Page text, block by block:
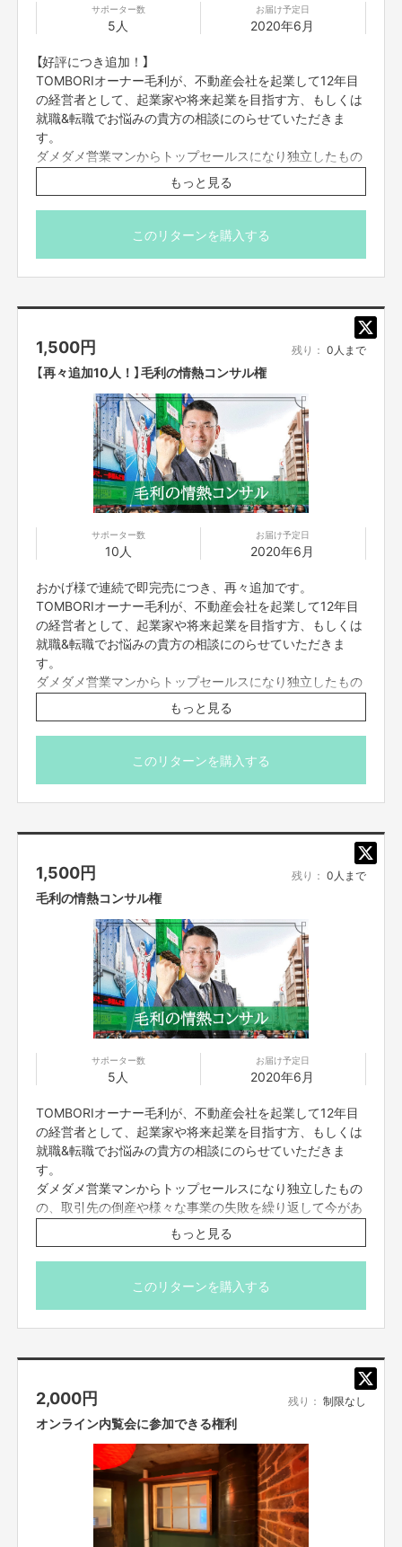
資金の使い方
集めた資金は、プロモーション動画制作費、WEBページ制作費、内装工事
代の一部と民泊準備運営費及びクラウドファンディング手数料に充てさせて
いただきます。
実現までの道のり
今回は株式会社NISHINO様と、西野さん関連の個展やイベント、全国各地
のスナックCandy、エッフェル塔の光る絵本展や天才万博、ラオスの小学校
などなどを手がける一級建築士の
事はスケルトン状態から、3月中旬よりすでに着工しており、5月中に完成
予定でしたが、コロナの影響もあり6月にずれ込みます。実際に宿泊いただ
けるグランドオープンは、7月あたりになります。詳細は分かり次第随時告
知させていただきます。
2,000円のリターンのオンライン内覧会では、只石プロデューサーが自らコ
ンセプトやデザインのこだわりポイントを解説いたします。すぐには観に来
れない遠方の方々もオンラインですので是非ご参加ください。申込者にはメ
ールにて限定URLをお伝えし、数日間はアーカイブでもご覧いただけるよう
にいたします。
映画「えんとつ町のプペル」が大ヒットし、この【頓堀宿泊室 TOMBORI
GUEST HOUSE】に、日本国内だけでなく、世界中からたくさんのプペルの
ファンが泊まりにくることがきっかけで、大阪の道頓堀や黒門市場、なんば
グランド花月も近いので、グルメ・お笑い・エンタメの街である「大阪」を
早く元気にできればと願っております。特に子供たちに夢や希望を与えるき
サポーター数
5人
お届け予定日
2020年6月
【好評につき追加！】
TOMBORIオーナー毛利が、不動産会社を起業して12年目
の経営者として、起業家や将来起業を目指す方、もしくは
就職&転職でお悩みの貴方の相談にのらせていただきま
す。
ダメダメ営業マンからトップセールスになり独立したもの
の、取引先の倒産や様々な事業の失敗を繰り返して今があ
ります。
今回のクラファンでもめちゃくちゃ勉強させていただいて
めのお手伝いをできる限りさせていただきます。一緒に挑
スケジュールはメールにて後日調整させてください。
もっと見る
このリターンを購入する
1,500円 残り： 0人まで
【再々追加10人！】毛利の情熱コンサル権
サポーター数
10人
お届け予定日
2020年6月
おかげ様で連続で即完売につき、再々追加です。
TOMBORIオーナー毛利が、不動産会社を起業して12年目
の経営者として、起業家や将来起業を目指す方、もしくは
就職&転職でお悩みの貴方の相談にのらせていただきま
す。
ダメダメ営業マンからトップセールスになり独立したもの
の、取引先の倒産や様々な事業の失敗を繰り返して今があ
ります。
そんな私がオンラインで1時間コンサルします。
今回のクラウドファンディングでも大変多くの学びがあり
えんとつ町のプペルのストーリーのように、夢を叶えるた
めのお手伝いをできる限りさせていただきます。一緒に挑
戦して夢を叶えましょう！
スケジュールはメールにて後日調整させてください。
もっと見る
このリターンを購入する
1,500円 残り： 0人まで
毛利の情熱コンサル権
サポーター数
5人
お届け予定日
2020年6月
TOMBORIオーナー毛利が、不動産会社を起業して12年目
の経営者として、起業家や将来起業を目指す方、もしくは
就職&転職でお悩みの貴方の相談にのらせていただきま
す。
ダメダメ営業マンからトップセールスになり独立したもの
の、取引先の倒産や様々な事業の失敗を繰り返して今があ
ります。
そんな私がオンラインで1時間コンサルします。
一つ言えることは、信じればいつか報われる。
えんとつ町のプペルのストーリーのように、夢を叶えるた
もっと見る
このリターンを購入する
2,000円 残り： 制限なし
オンライン内覧会に参加できる権利